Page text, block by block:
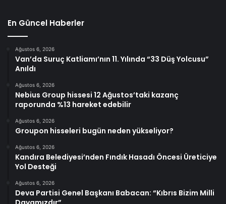
En Güncel Haberler
Ağustos 6, 2026
Van’da Suruç Katliamı’nın 11. Yılında “33 Düş Yolcusu”
Anıldı
Ağustos 6, 2026
Nebius Group hissesi 12 Ağustos’taki kazanç
raporunda %13 hareket edebilir
Ağustos 6, 2026
Groupon hisseleri bugün neden yükseliyor?
Ağustos 6, 2026
Kandıra Belediyesi’nden Fındık Hasadı Öncesi Üreticiye
Yol Desteği
Ağustos 6, 2026
Deva Partisi Genel Başkanı Babacan: “Kıbrıs Bizim Milli